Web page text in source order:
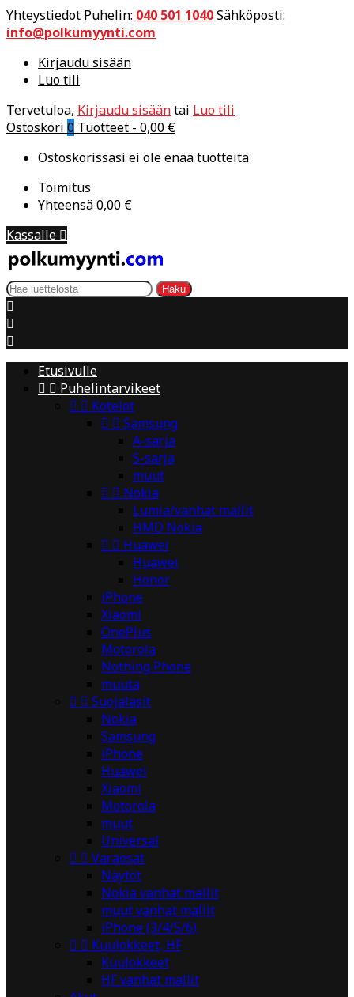
Yhteystiedot Puhelin: 040 501 1040Sähköposti:
info@polkumyynti.com
Kirjaudu sisään
Luo tili
Tervetuloa, Kirjaudu sisääntai Luo tili
Ostoskori 0 Tuotteet - 0,00 €
Ostoskorissasi ei ole enää tuotteita
Toimitus
Yhteensä0,00 €
Kassalle 
Haku



Etusivulle
  Puhelintarvikeet
  Kotelot
  Samsung
A-sarja
S-sarja
muut
  Nokia
Lumia/vanhat mallit
HMD Nokia
  Huawei
Huawei
Honor
iPhone
Xiaomi
OnePlus
Motorola
Nothing Phone
muuta
  Suojalasit
Nokia
Samsung
iPhone
Huawei
Xiaomi
Motorola
muut
Universal
  Varaosat
Näytöt
Nokia vanhat mallit
muut vanhat mallit
iPhone (3/4/5/6)
  Kuulokkeet, HF
Kuulokkeet
HF vanhat mallit